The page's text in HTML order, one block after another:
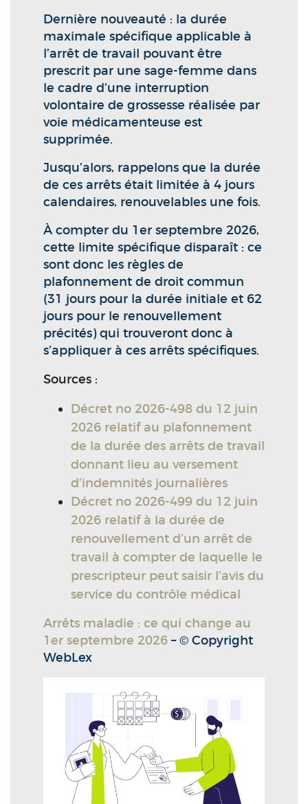
Dernière nouveauté : la durée
maximale spécifique applicable à
l’arrêt de travail pouvant être
prescrit par une sage-femme dans
le cadre d’une interruption
volontaire de grossesse réalisée par
voie médicamenteuse est
supprimée.
Jusqu’alors, rappelons que la durée
de ces arrêts était limitée à 4 jours
calendaires, renouvelables une fois.
À compter du 1er septembre 2026,
cette limite spécifique disparaît : ce
sont donc les règles de
plafonnement de droit commun
(31 jours pour la durée initiale et 62
jours pour le renouvellement
précités) qui trouveront donc à
s’appliquer à ces arrêts spécifiques.
Sources :
Décret no 2026-498 du 12 juin
2026 relatif au plafonnement
de la durée des arrêts de travail
donnant lieu au versement
d’indemnités journalières
Décret no 2026-499 du 12 juin
2026 relatif à la durée de
renouvellement d’un arrêt de
travail à compter de laquelle le
prescripteur peut saisir l’avis du
service du contrôle médical
Arrêts maladie : ce qui change au
1er septembre 2026 – © Copyright
WebLex